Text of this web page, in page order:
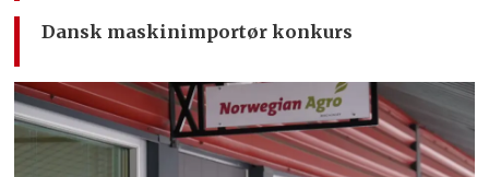
Dansk maskinimportør konkurs